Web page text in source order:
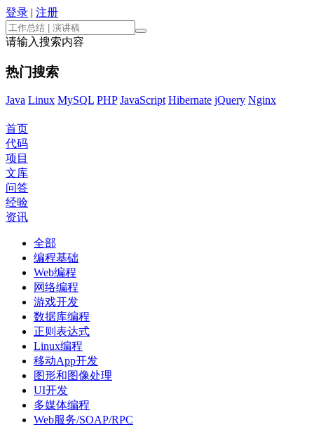
登录 | 注册
请输入搜索内容
热门搜索
Java Linux MySQL PHP JavaScript Hibernate jQuery Nginx
首页
代码
项目
文库
问答
经验
资讯
全部
编程基础
Web编程
网络编程
游戏开发
数据库编程
正则表达式
Linux编程
移动App开发
图形和图像处理
UI开发
多媒体编程
Web服务/SOAP/RPC